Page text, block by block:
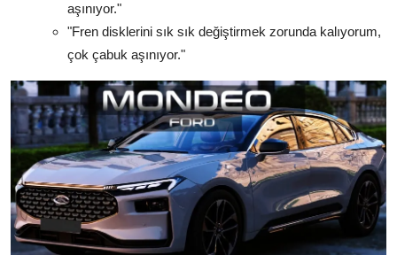
aşınıyor."
"Fren disklerini sık sık değiştirmek zorunda kalıyorum,
çok çabuk aşınıyor."